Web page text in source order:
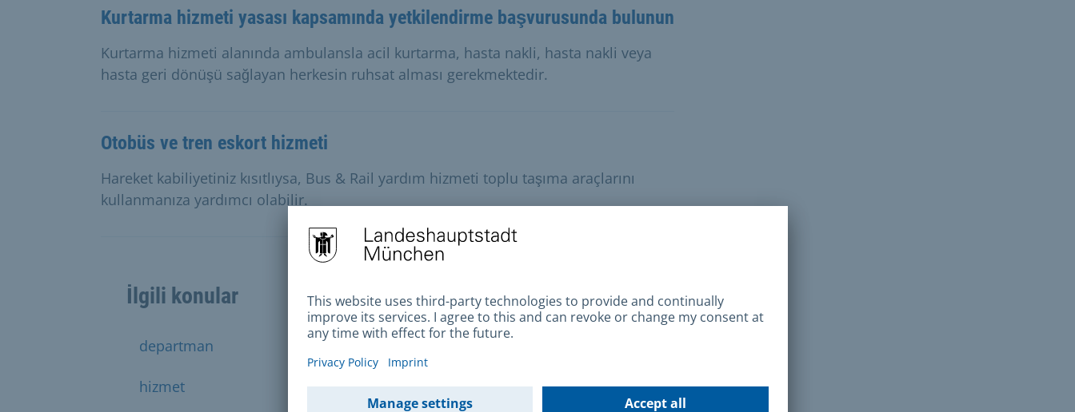
Kurtarma hizmeti yasası kapsamında yetkilendirme başvurusunda bulunun
Kurtarma hizmeti alanında ambulansla acil kurtarma, hasta nakli, hasta nakli veya
hasta geri dönüşü sağlayan herkesin ruhsat alması gerekmektedir.
Otobüs ve tren eskort hizmeti
Hareket kabiliyetiniz kısıtlıysa, Bus & Rail yardım hizmeti toplu taşıma araçlarını
kullanmanıza yardımcı olabilir.
İlgili konular
departman erkek
hizmet randevu rapor